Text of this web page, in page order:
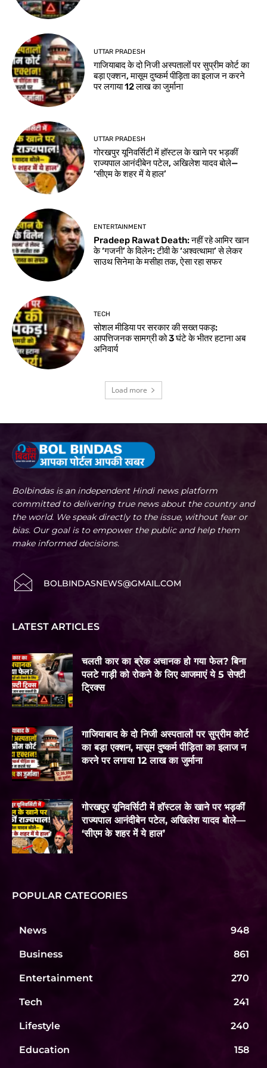
UTTAR PRADESH
गाजियाबाद के दो निजी अस्पतालों पर सुप्रीम कोर्ट का
बड़ा एक्शन, मासूम दुष्कर्म पीड़िता का इलाज न करने
पर लगाया 12 लाख का जुर्माना
UTTAR PRADESH
गोरखपुर यूनिवर्सिटी में हॉस्टल के खाने पर भड़कीं
राज्यपाल आनंदीबेन पटेल, अखिलेश यादव बोले—
‘सीएम के शहर में ये हाल’
ENTERTAINMENT
Pradeep Rawat Death: नहीं रहे आमिर खान
के ‘गजनी’ के विलेन: टीवी के ‘अश्वत्थामा’ से लेकर
साउथ सिनेमा के मसीहा तक, ऐसा रहा सफर
TECH
सोशल मीडिया पर सरकार की सख्त पकड़:
आपत्तिजनक सामग्री को 3 घंटे के भीतर हटाना अब
अनिवार्य
Load more
Bolbindas is an independent Hindi news platform
committed to delivering true news about the country and
the world. We speak directly to the issue, without fear or
bias. Our goal is to empower the public and help them
make informed decisions.
BOLBINDASNEWS@GMAIL.COM
LATEST ARTICLES
चलती कार का ब्रेक अचानक हो गया फेल? बिना
पलटे गाड़ी को रोकने के लिए आजमाएं ये 5 सेफ्टी
ट्रिक्स
गाजियाबाद के दो निजी अस्पतालों पर सुप्रीम कोर्ट
का बड़ा एक्शन, मासूम दुष्कर्म पीड़िता का इलाज न
करने पर लगाया 12 लाख का जुर्माना
गोरखपुर यूनिवर्सिटी में हॉस्टल के खाने पर भड़कीं
राज्यपाल आनंदीबेन पटेल, अखिलेश यादव बोले—
‘सीएम के शहर में ये हाल’
POPULAR CATEGORIES
News 948
Business 861
Entertainment 270
Tech 241
Lifestyle 240
Education 158